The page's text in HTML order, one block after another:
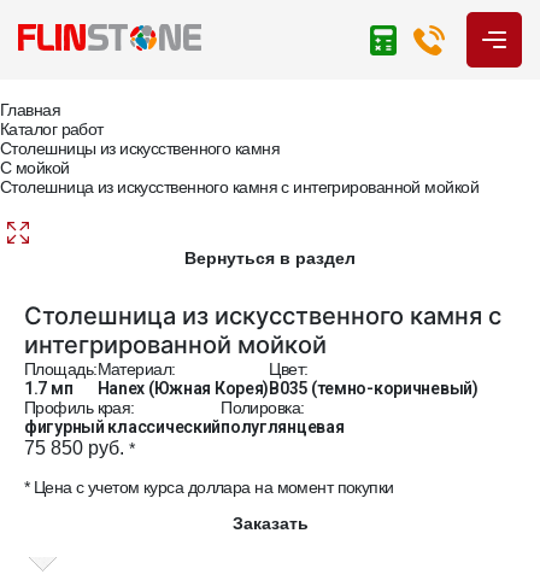
Главная
Каталог работ
Столешницы из искусственного камня
С мойкой
Столешница из искусственного камня с интегрированной мойкой
Вернуться в раздел
Столешница из искусственного камня с
интегрированной мойкой
Площадь:
1.7 мп
Материал:
Hanex (Южная Корея)
Цвет:
B035 (темно-коричневый)
Профиль края:
фигурный классический
Полировка:
полуглянцевая
75 850 руб. *
* Цена с учетом курса доллара на момент покупки
Заказать